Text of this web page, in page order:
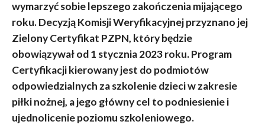
wymarzyć sobie lepszego zakończenia mijającego
roku. Decyzją Komisji Weryfikacyjnej przyznano jej
Zielony Certyfikat PZPN, który będzie
obowiązywał od 1 stycznia 2023 roku. Program
Certyfikacji kierowany jest do podmiotów
odpowiedzialnych za szkolenie dzieci w zakresie
piłki nożnej, a jego główny cel to podniesienie i
ujednolicenie poziomu szkoleniowego.